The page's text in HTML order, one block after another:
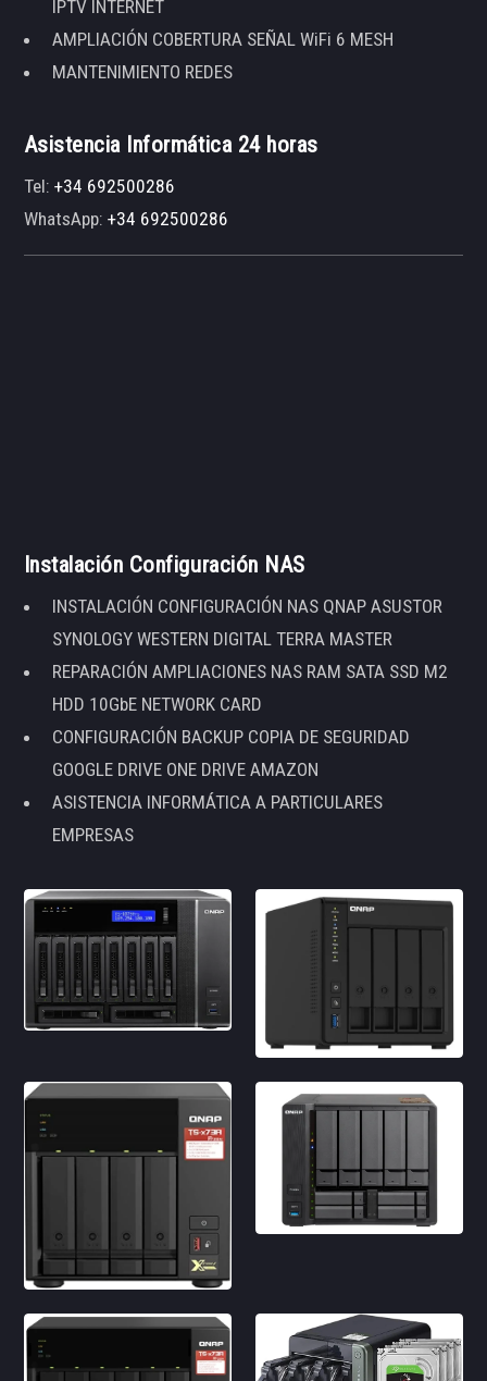
IPTV INTERNET
AMPLIACIÓN COBERTURA SEÑAL WiFi 6 MESH
MANTENIMIENTO REDES
Asistencia Informática 24 horas
Tel:+34 692500286
WhatsApp:+34 692500286
Instalación Configuración NAS
INSTALACIÓN CONFIGURACIÓN NAS QNAP ASUSTOR
SYNOLOGY WESTERN DIGITAL TERRA MASTER
REPARACIÓN AMPLIACIONES NAS RAM SATA SSD M2
HDD 10GbE NETWORK CARD
CONFIGURACIÓN BACKUP COPIA DE SEGURIDAD
GOOGLE DRIVE ONE DRIVE AMAZON
ASISTENCIA INFORMÁTICA A PARTICULARES
EMPRESAS